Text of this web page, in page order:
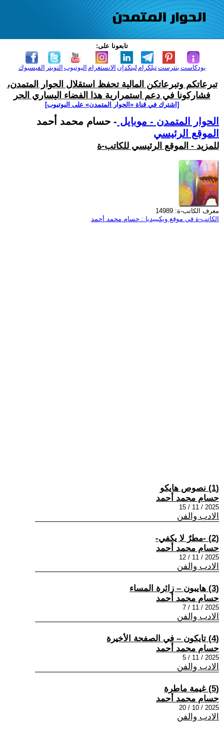
تابعونا على:
الفيسبوك التويتر اليوتيوب الانستغرام لينكدإن تيلكرامبنترست بودكاست
تبرعاتكم وتبرعاتكن المالية تحفظ استقلال الحوار المتمدن،
فشاركونا في دعم استمرارية هذا الفضاء اليساري الحر
[اشترك في قناة ‫«الحوار المتمدن» على اليوتيوب]
الحوار المتمدن - موبايل - حسام محمد أحمد
الموقع الرئيسي
للمزيد - الموقع الرئيسي للكاتب-ة
معرف الكاتب-ة: 14989
الكاتب-ة في موقع ويكيبيديا : حسام محمد أحمد
(1) نصوص هايكو
حسام محمد أحمد
2025 / 11 / 15
الادب والفن
(2) -مطرٌ لا يكفي-
حسام محمد أحمد
2025 / 11 / 12
الادب والفن
(3) هايبون – زائرة المساء
حسام محمد أحمد
2025 / 11 / 7
الادب والفن
(4) تايكون – في الصفحة الأخيرة
حسام محمد أحمد
2025 / 11 / 5
الادب والفن
(5) غيمة ماطرة
حسام محمد أحمد
2025 / 10 / 20
الادب والفن